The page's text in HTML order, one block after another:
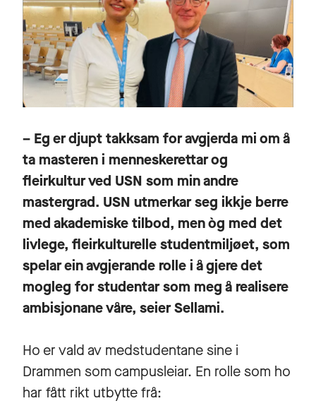
– Eg er djupt takksam for avgjerda mi om å
ta masteren i menneskerettar og
fleirkultur ved USN som min andre
mastergrad. USN utmerkar seg ikkje berre
med akademiske tilbod, men òg med det
livlege, fleirkulturelle studentmiljøet, som
spelar ein avgjerande rolle i å gjere det
mogleg for studentar som meg å realisere
ambisjonane våre, seier Sellami.
Ho er vald av medstudentane sine i
Drammen som campusleiar. En rolle som ho
har fått rikt utbytte frå: